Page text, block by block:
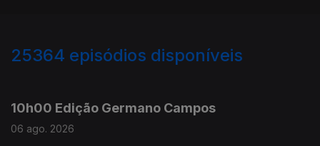
25364 episódios disponíveis
10h00 Edição Germano Campos
06 ago. 2026